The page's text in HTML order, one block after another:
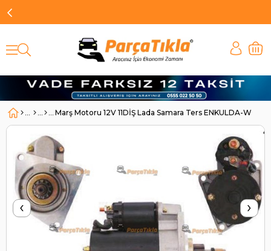
Marş Motoru 12V 11DİŞ Lada Samara Ters ENKULDA-
‹ ›